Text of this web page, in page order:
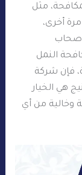
مثل
أخرى،
أصحاب
النمل
فإن شركة
هي الخيار
وخالية من أي